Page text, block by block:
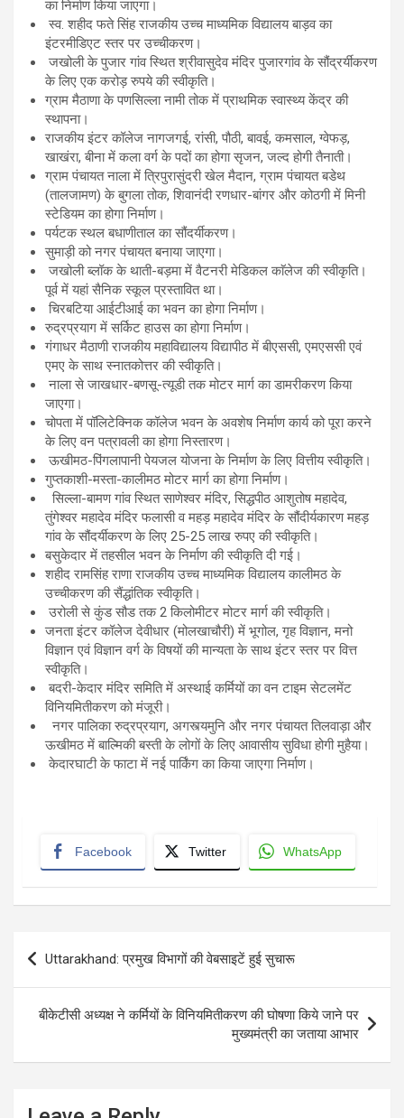
का निर्माण किया जाएगा।
स्व. शहीद फते सिंह राजकीय उच्च माध्यमिक विद्यालय बाड़व का
इंटरमीडिएट स्तर पर उच्चीकरण।
जखोली के पुजार गांव स्थित श्रीवासुदेव मंदिर पुजारगांव के सौंद्रर्यीकरण
के लिए एक करोड़ रुपये की स्वीकृति।
ग्राम मैठाणा के पणसिल्ला नामी तोक में प्राथमिक स्वास्थ्य केंद्र की
स्थापना।
राजकीय इंटर कॉलेज नागजगई, रांसी, पौठी, बावई, कमसाल, ग्वेफड़,
खाखंरा, बीना में कला वर्ग के पदों का होगा सृजन, जल्द होगी तैनाती।
ग्राम पंचायत नाला में त्रिपुरासुंदरी खेल मैदान, ग्राम पंचायत बडेथ
(तालजामण) के बुगला तोक, शिवानंदी रणधार-बांगर और कोठगी में मिनी
स्टेडियम का होगा निर्माण।
पर्यटक स्थल बधाणीताल का सौंदर्यीकरण।
सुमाड़ी को नगर पंचायत बनाया जाएगा।
जखोली ब्लॉक के थाती-बड़मा में वैटनरी मेडिकल काॅलेज की स्वीकृति।
पूर्व में यहां सैनिक स्कूल प्रस्तावित था।
चिरबटिया आईटीआई का भवन का होगा निर्माण।
रुद्रप्रयाग में सर्किट हाउस का होगा निर्माण।
गंगाधर मैठाणी राजकीय महाविद्यालय विद्यापीठ में बीएससी, एमएससी एवं
एमए के साथ स्नातकोत्तर की स्वीकृति।
नाला से जाखधार-बणसू-त्यूडी तक मोटर मार्ग का डामरीकरण किया
जाएगा।
चोपता में पॉलिटेक्निक कॉलेज भवन के अवशेष निर्माण कार्य को पूरा करने
के लिए वन पत्रावली का होगा निस्तारण।
ऊखीमठ-पिंगलापानी पेयजल योजना के निर्माण के लिए वित्तीय स्वीकृति।
गुप्तकाशी-मस्ता-कालीमठ मोटर मार्ग का होगा निर्माण।
सिल्ला-बामण गांव स्थित साणेश्वर मंदिर, सिद्धपीठ आशुतोष महादेव,
तुंगेश्वर महादेव मंदिर फलासी व महड़ महादेव मंदिर के सौंदीर्यकारण महड़
गांव के सौंदर्यीकरण के लिए 25-25 लाख रुपए की स्वीकृति।
बसुकेदार में तहसील भवन के निर्माण की स्वीकृति दी गई।
शहीद रामसिंह राणा राजकीय उच्च माध्यमिक विद्यालय कालीमठ के
उच्चीकरण की सैंद्धांतिक स्वीकृति।
उरोली से कुंड सौड तक 2 किलोमीटर मोटर मार्ग की स्वीकृति।
जनता इंटर कॉलेज देवीधार (मोलखाचौरी) में भूगोल, गृह विज्ञान, मनो
विज्ञान एवं विज्ञान वर्ग के विषयों की मान्यता के साथ इंटर स्तर पर वित्त
स्वीकृति।
बदरी-केदार मंदिर समिति में अस्थाई कर्मियों का वन टाइम सेटलमेंट
विनियमितीकरण को मंजूरी।
नगर पालिका रुद्रप्रयाग, अगस्त्यमुनि और नगर पंचायत तिलवाड़ा और
ऊखीमठ में बाल्मिकी बस्ती के लोगों के लिए आवासीय सुविधा होगी मुहैया।
केदारघाटी के फाटा में नई पार्किंग का किया जाएगा निर्माण।
Facebook Twitter WhatsApp
Post
navigation
Uttarakhand: प्रमुख विभागों की वेबसाइटें हुई सुचारू
बीकेटीसी अध्यक्ष ने कर्मियों के विनियमितीकरण की घोषणा किये जाने पर
मुख्यमंत्री का जताया आभार